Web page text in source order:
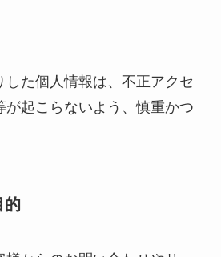
した個人情報は、不正アクセ
が起こらないよう、慎重かつ
的